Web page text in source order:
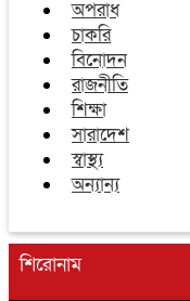
অপরাধ
চাকরি
বিনোদন
রাজনীতি
শিক্ষা
সারাদেশ
স্বাস্থ্য
অন্যান্য
শিরোনাম